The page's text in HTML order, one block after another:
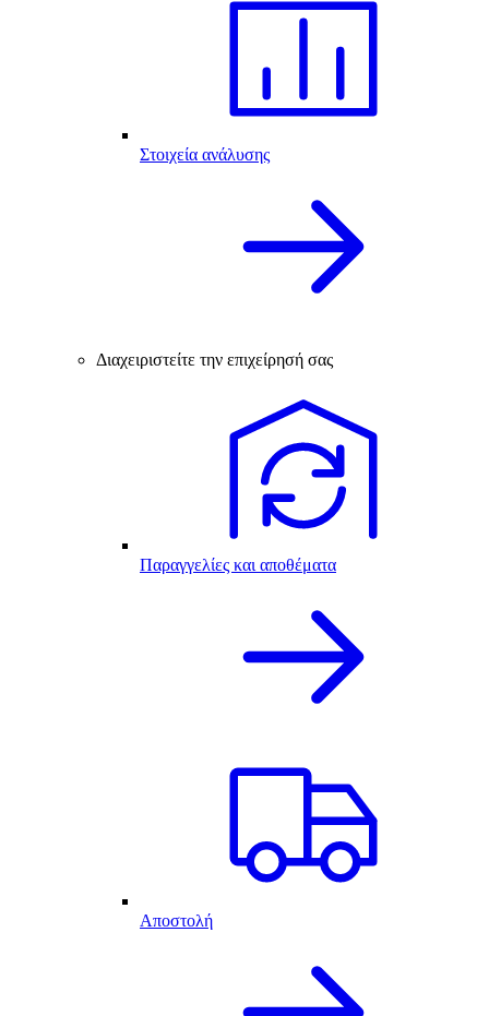
Στοιχεία ανάλυσης
Διαχειριστείτε την επιχείρησή σας
Παραγγελίες και αποθέματα
Αποστολή